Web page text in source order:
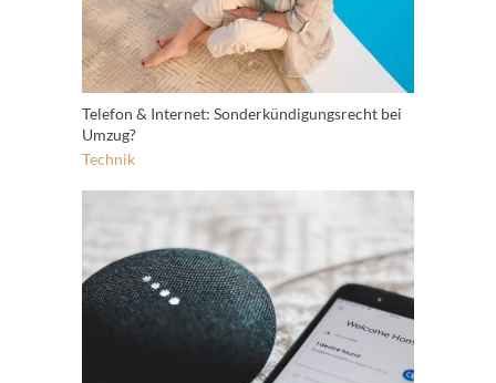
Telefon & Internet: Sonderkündigungsrecht bei
Umzug?
Technik